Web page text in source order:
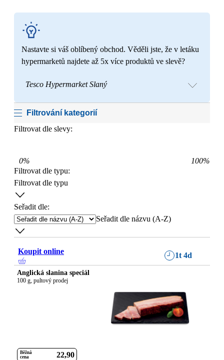
Nastavte si váš oblíbený obchod. Věděli jste, že v letáku
hypermarketů najdete až 5x více produktů ve slevě?
Tesco Hypermarket Slaný
Filtrování kategorií
Filtrovat dle slevy:
0% 100%
Filtrovat dle typu:
Filtrovat dle typu
Seřadit dle:
Seřadit dle názvu (A-Z)
Koupit online 1t 4d
Anglická slanina speciál
100 g, pultový prodej
Běžná
cena
22 90